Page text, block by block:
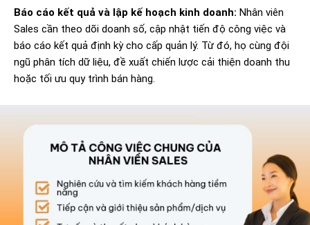
Báo cáo kết quả và lập kế hoạch kinh doanh: Nhân viên
Sales cần theo dõi doanh số, cập nhật tiến độ công việc và
báo cáo kết quả định kỳ cho cấp quản lý. Từ đó, họ cùng đội
ngũ phân tích dữ liệu, đề xuất chiến lược cải thiện doanh thu
hoặc tối ưu quy trình bán hàng.